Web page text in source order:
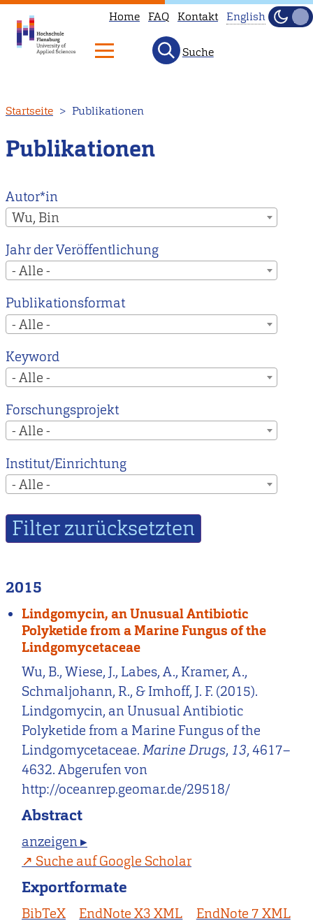
zum
Inhalt
Home FAQ Kontakt
to
our
main
instead.
English
Hell
Suche
Startseite Publikationen
Publikationen
Autor*in
Wu, Bin
Jahr der Veröffentlichung
- Alle -
Publikationsformat
- Alle -
Keyword
- Alle -
Forschungsprojekt
- Alle -
Institut/Einrichtung
- Alle -
2015
Lindgomycin, an Unusual Antibiotic
Polyketide from a Marine Fungus of the
Lindgomycetaceae
Wu, B., Wiese, J., Labes, A., Kramer, A.,
Schmaljohann, R., & Imhoff, J. F. (2015).
Lindgomycin, an Unusual Antibiotic
Polyketide from a Marine Fungus of the
Lindgomycetaceae.Marine Drugs, 13, 4617–
4632. Abgerufen von
http://oceanrep.geomar.de/29518/
Abstract
anzeigen ▸
Suche auf Google Scholar
Exportformate
BibTeX EndNote X3 XML
EndNote 7 XML